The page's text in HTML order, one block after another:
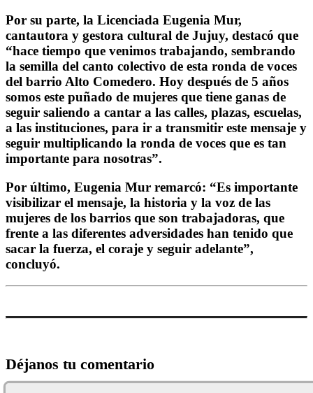
Por su parte, la Licenciada Eugenia Mur,
cantautora y gestora cultural de Jujuy, destacó que
“hace tiempo que venimos trabajando, sembrando
la semilla del canto colectivo de esta ronda de voces
del barrio Alto Comedero. Hoy después de 5 años
somos este puñado de mujeres que tiene ganas de
seguir saliendo a cantar a las calles, plazas, escuelas,
a las instituciones, para ir a transmitir este mensaje y
seguir multiplicando la ronda de voces que es tan
importante para nosotras”.
Por último, Eugenia Mur remarcó: “Es importante
visibilizar el mensaje, la historia y la voz de las
mujeres de los barrios que son trabajadoras, que
frente a las diferentes adversidades han tenido que
sacar la fuerza, el coraje y seguir adelante”,
concluyó.
Déjanos tu comentario